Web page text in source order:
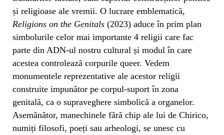
și religioase ale vremii. O lucrare emblematică,
Religions on the Genitals (2023) aduce în prim plan
simbolurile celor mai importante 4 religii care fac
parte din ADN-ul nostru cultural și modul în care
acestea controlează corpurile queer. Vedem
monumentele reprezentative ale acestor religii
construite impunător pe corpul-suport în zona
genitală, ca o supraveghere simbolică a organelor.
Asemănător, manechinele fără chip ale lui de Chirico,
numiți filosofi, poeți sau arheologi, se unesc cu